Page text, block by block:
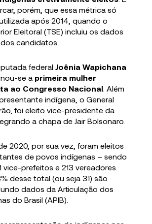
porém, que essa métrica só
após 2014, quando o
Eleitoral (TSE) incluiu os dados
candidatos.
federal Joênia Wapichana
se a primeira mulher
ao Congresso Nacional . Além
indígena, o General
foi eleito vice-presidente da
a chapa de Jair Bolsonaro.
2020, por sua vez, foram eleitos
de povos indígenas – sendo
vice-prefeitos e 213 vereadores.
desse total (ou seja 31) são
dados da Articulação dos
do Brasil (APIB).